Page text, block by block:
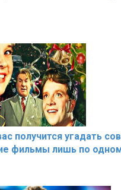
получится угадать
фильмы лишь по